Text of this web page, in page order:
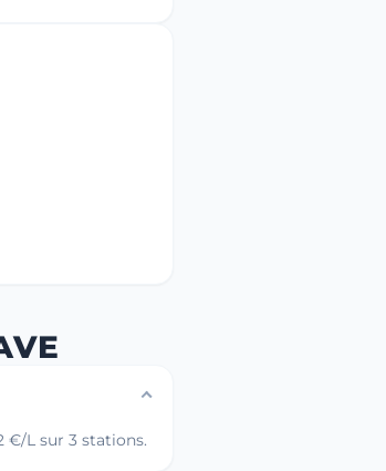
€/L sur 3 stations.